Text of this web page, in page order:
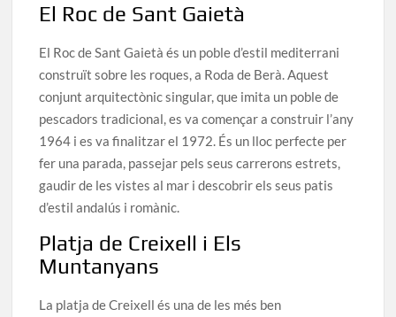
El Roc de Sant Gaietà
El Roc de Sant Gaietà és un poble d’estil mediterrani
construït sobre les roques, a Roda de Berà. Aquest
conjunt arquitectònic singular, que imita un poble de
pescadors tradicional, es va començar a construir l’any
1964 i es va finalitzar el 1972. És un lloc perfecte per
fer una parada, passejar pels seus carrerons estrets,
gaudir de les vistes al mar i descobrir els seus patis
d’estil andalús i romànic.
Platja de Creixell i Els
Muntanyans
La platja de Creixell és una de les més ben